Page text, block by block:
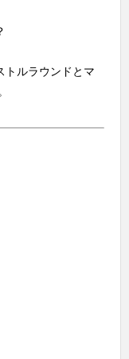
トルラウンドとマ